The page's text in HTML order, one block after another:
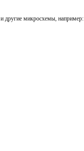
другие микросхемы, например: